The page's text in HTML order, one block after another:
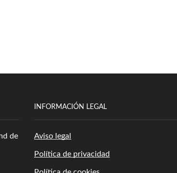
de
INFORMACIÓN LEGAL
Aviso legal
Política de privacidad